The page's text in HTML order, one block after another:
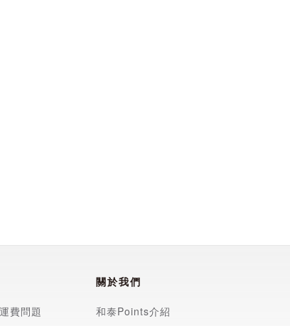
運費問題
關於我們
和泰Points介紹